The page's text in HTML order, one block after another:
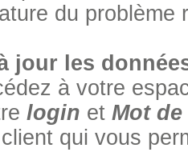
du
jour les
à votre
login et Mot
qui vous